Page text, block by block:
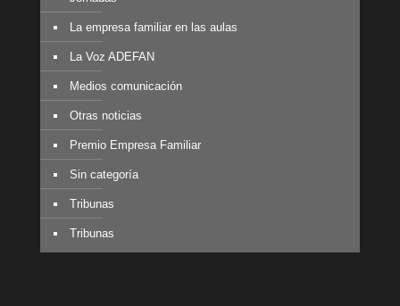
La empresa familiar en las aulas
La Voz ADEFAN
Medios comunicación
Otras noticias
Premio Empresa Familiar
Sin categoría
Tribunas
Tribunas